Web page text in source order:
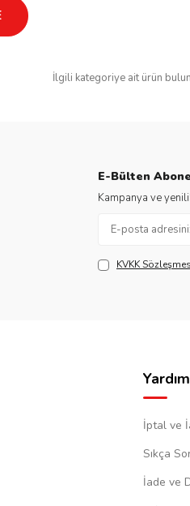
İlgili kategoriye ait ürün
E-Bülten
Kampanya ve
KVKK
Yardım
İptal ve
Sıkça
İade ve